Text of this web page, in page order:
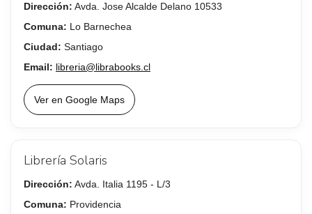
Dirección: Avda. Jose Alcalde Delano 10533
Comuna: Lo Barnechea
Ciudad: Santiago
Email: libreria@librabooks.cl
Ver en Google Maps
Librería Solaris
Dirección: Avda. Italia 1195 - L/3
Comuna: Providencia